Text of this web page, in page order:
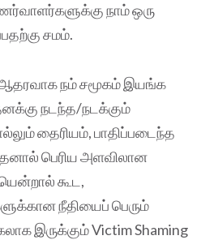
நாம் ஒரு
சமம்.
ஆதரவாக நம் சமூகம் இயங்க
நடந்த/நடக்கும்
தைரியம், பாதிப்படைந்த
பெரிய அளவிலான
கூட,
நீதியைப் பெரும்
இருக்கும் Victim Shaming